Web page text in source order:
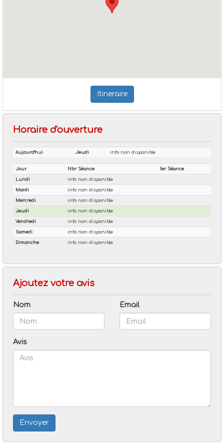
Itineraire
Horaire d'ouverture
Ajoutez votre avis
Nom Email
Avis
Envoyer